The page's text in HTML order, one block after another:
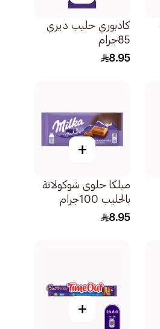
كادبوري حليب ديري
85جرام
8.95
+
ميلكا حلوى شوكولاتة
بالحليب 100جرام
8.95
+